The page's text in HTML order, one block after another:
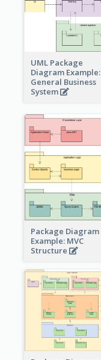
UML Package
Diagram Example:
General Business
System
Package Diagram
Example: MVC
Structure